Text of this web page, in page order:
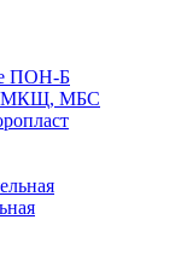
ПОН-Б
ТМКЩ, МБС